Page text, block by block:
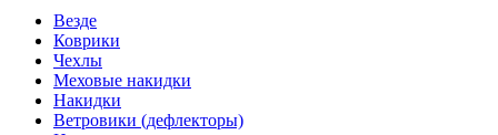
Везде
Коврики
Чехлы
Меховые накидки
Накидки
Ветровики (дефлекторы)